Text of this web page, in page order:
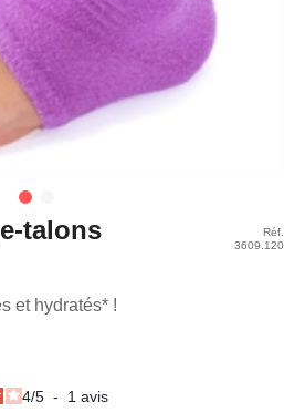
talons
et hydratés* !
Réf.
3609.120
4/5 - 1 avis